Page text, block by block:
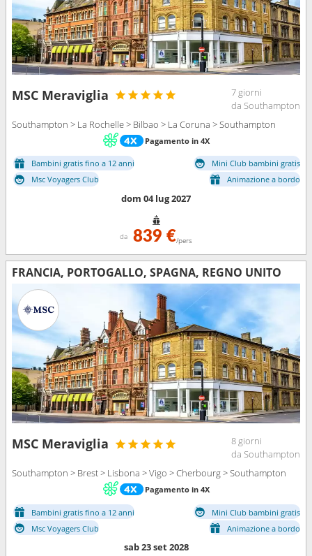
MSC Meraviglia
7 giorni
da Southampton
Southampton > La Rochelle > Bilbao > La Coruna > Southampton
Pagamento in 4X
Bambini gratis fino a 12 anni
Mini Club bambini gratis
Msc Voyagers Club
Animazione a bordo
dom 04 lug 2027
da 839 €/pers
FRANCIA, PORTOGALLO, SPAGNA, REGNO UNITO
MSC Meraviglia
8 giorni
da Southampton
Southampton > Brest > Lisbona > Vigo > Cherbourg > Southampton
Pagamento in 4X
Bambini gratis fino a 12 anni
Mini Club bambini gratis
Msc Voyagers Club
Animazione a bordo
sab 23 set 2028